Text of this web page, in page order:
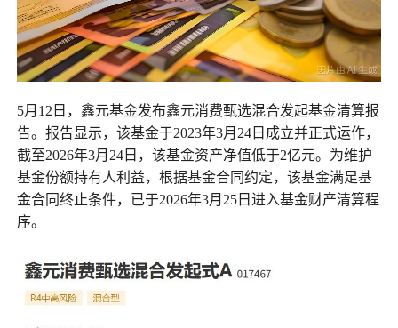
5月12日，鑫元基金发布鑫元消费甄选混合发起基金清算报
告。报告显示，该基金于2023年3月24日成立并正式运作，
截至2026年3月24日，该基金资产净值低于2亿元。为维护
基金份额持有人利益，根据基金合同约定，该基金满足基
金合同终止条件，已于2026年3月25日进入基金财产清算程
序。